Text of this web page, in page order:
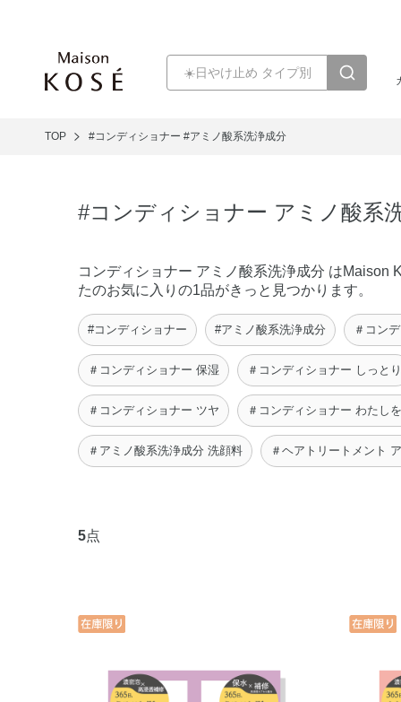
TOP #コンディショナー #アミノ酸系洗浄成分
#コンディショナー アミノ酸系
コンディショナー アミノ酸系洗浄成分 はMaison
たのお気に入りの1品がきっと見つかります。
#コンディショナー #アミノ酸系洗浄成分 ＃コン
＃コンディショナー 保湿 ＃コンディショナー しっとり
＃コンディショナー ツヤ ＃コンディショナー わたし
＃アミノ酸系洗浄成分 洗顔料 ＃ヘアトリートメント
5点